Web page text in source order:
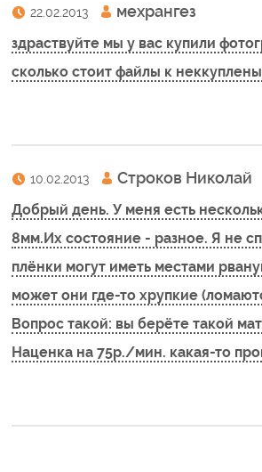
22.02.2013 мехрангез
здраствуйте мы у вас купили
сколько стоит файлы к
10.02.2013 Строков Николай
Добрый день. У меня есть
8мм.Их состояние - разное. Я не
плёнки могут иметь местами
может они где-то хрупкие
Вопрос такой: вы берёте такой
Наценка на 75р./мин. какая-то